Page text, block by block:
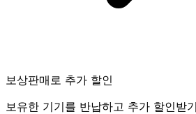
보상판매로 추가 할인
보유한 기기를 반납하고 추가 할인받기